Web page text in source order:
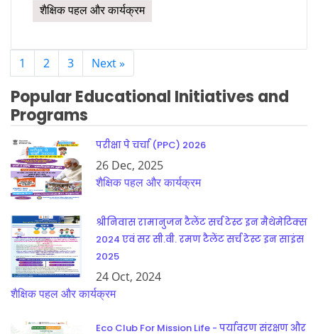
शैक्षिक पहल और कार्यक्रम
1 2 3 Next »
Popular Educational Initiatives and
Programs
परीक्षा पे चर्चा (PPC) 2026
26 Dec, 2025
शैक्षिक पहल और कार्यक्रम
श्रीनिवास रामानुजन टैलेंट सर्च टेस्ट इन मैथेमेटिक्स
2024 एवं सर सी.वी. रमण टैलेंट सर्च टेस्ट इन साइंस
2025
24 Oct, 2024
शैक्षिक पहल और कार्यक्रम
Eco Club For Mission Life - पर्यावरण संरक्षण और